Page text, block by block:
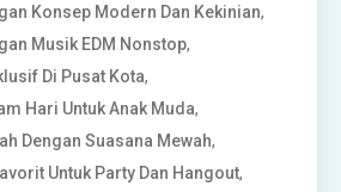
Konsep Modern Dan Kekinian,
Musik EDM Nonstop,
Di Pusat Kota,
Hari Untuk Anak Muda,
Dengan Suasana Mewah,
Untuk Party Dan Hangout,